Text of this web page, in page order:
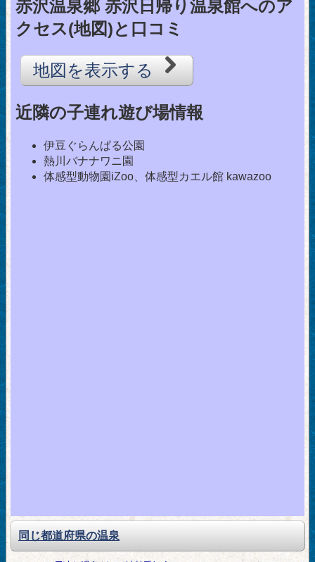
赤沢温泉郷 赤沢日帰り温泉館へのア
クセス(地図)と口コミ
地図を表示する
近隣の子連れ遊び場情報
伊豆ぐらんぱる公園
熱川バナナワニ園
体感型動物園iZoo、体感型カエル館 kawazoo
同じ都道府県の温泉